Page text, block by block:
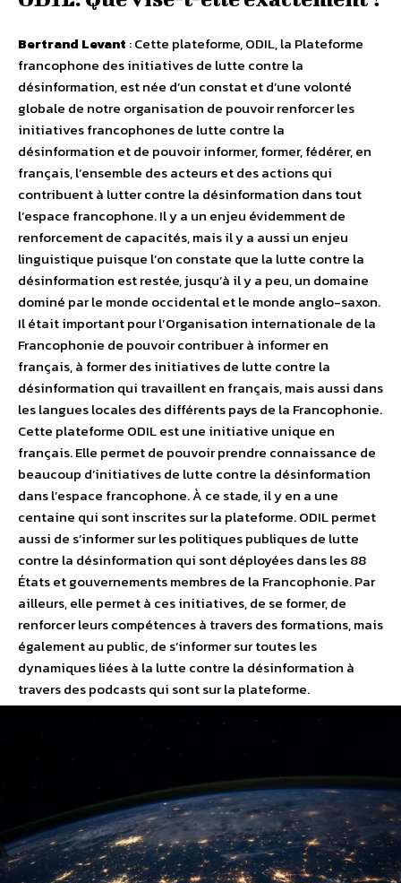
Bertrand Levant : Cette plateforme, ODIL, la Plateforme
francophone des initiatives de lutte contre la
désinformation, est née d’un constat et d’une volonté
globale de notre organisation de pouvoir renforcer les
initiatives francophones de lutte contre la
désinformation et de pouvoir informer, former, fédérer, en
français, l’ensemble des acteurs et des actions qui
contribuent à lutter contre la désinformation dans tout
l’espace francophone. Il y a un enjeu évidemment de
renforcement de capacités, mais il y a aussi un enjeu
linguistique puisque l’on constate que la lutte contre la
désinformation est restée, jusqu’à il y a peu, un domaine
dominé par le monde occidental et le monde anglo-saxon.
Il était important pour l’Organisation internationale de la
Francophonie de pouvoir contribuer à informer en
français, à former des initiatives de lutte contre la
désinformation qui travaillent en français, mais aussi dans
les langues locales des différents pays de la Francophonie.
Cette plateforme ODIL est une initiative unique en
français. Elle permet de pouvoir prendre connaissance de
beaucoup d’initiatives de lutte contre la désinformation
dans l’espace francophone. À ce stade, il y en a une
centaine qui sont inscrites sur la plateforme. ODIL permet
aussi de s’informer sur les politiques publiques de lutte
contre la désinformation qui sont déployées dans les 88
États et gouvernements membres de la Francophonie. Par
ailleurs, elle permet à ces initiatives, de se former, de
renforcer leurs compétences à travers des formations, mais
également au public, de s’informer sur toutes les
dynamiques liées à la lutte contre la désinformation à
travers des podcasts qui sont sur la plateforme.